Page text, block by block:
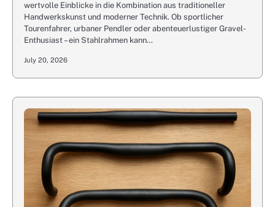
wertvolle Einblicke in die Kombination aus traditioneller
Handwerkskunst und moderner Technik. Ob sportlicher
Tourenfahrer, urbaner Pendler oder abenteuerlustiger Gravel-
Enthusiast – ein Stahlrahmen kann…
July 20, 2026